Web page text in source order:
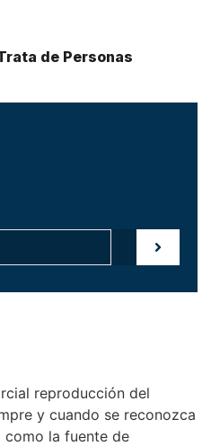
de Personas
reproducción del
y cuando se reconozca
como la fuente de